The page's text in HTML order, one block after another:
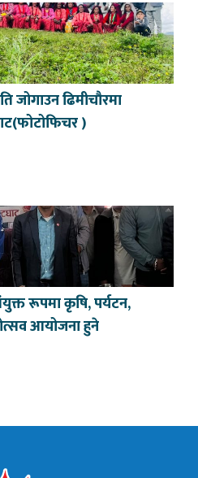
जोगाउन ढिमीचौरमा
)
रूपमा कृषि, पर्यटन,
आयोजना हुने